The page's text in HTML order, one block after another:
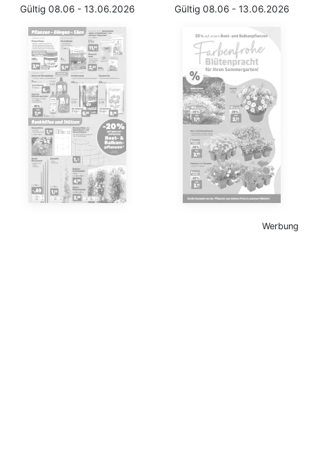
Gültig 08.06 - 13.06.2026 Gültig 08.06 - 13.06.2026
Werbung